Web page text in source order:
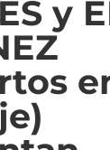
y